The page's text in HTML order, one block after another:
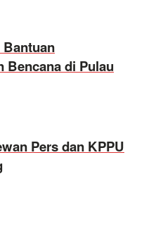
Bantuan
Bencana di Pulau
Pers dan KPPU